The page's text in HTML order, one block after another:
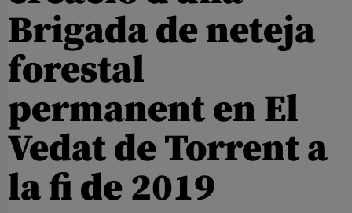
Brigada de neteja
forestal
permanent en El
Vedat de Torrent a
la fi de 2019